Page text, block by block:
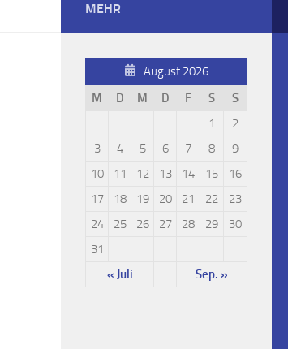
MEHR
August 2026
M
D M D F S
S
1
2
3
4 5 6 7 8
9
10
11 12 13 14 15
16
17
18 19 20 21 22
23
24
25 26 27 28 29
30
31
« Juli
Sep. »